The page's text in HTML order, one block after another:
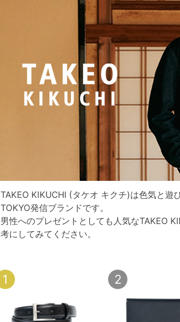
TAKEO KIKUCHI (タケオ キクチ)は色気と遊
TOKYO発信ブランドです。
男性へのプレゼントとしても人気なTAKEO
考にしてみてください。
1 2